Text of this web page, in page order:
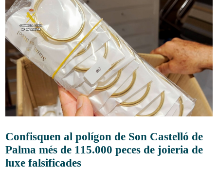
Confisquen al polígon de Son Castelló de
Palma més de 115.000 peces de joieria de
luxe falsificades